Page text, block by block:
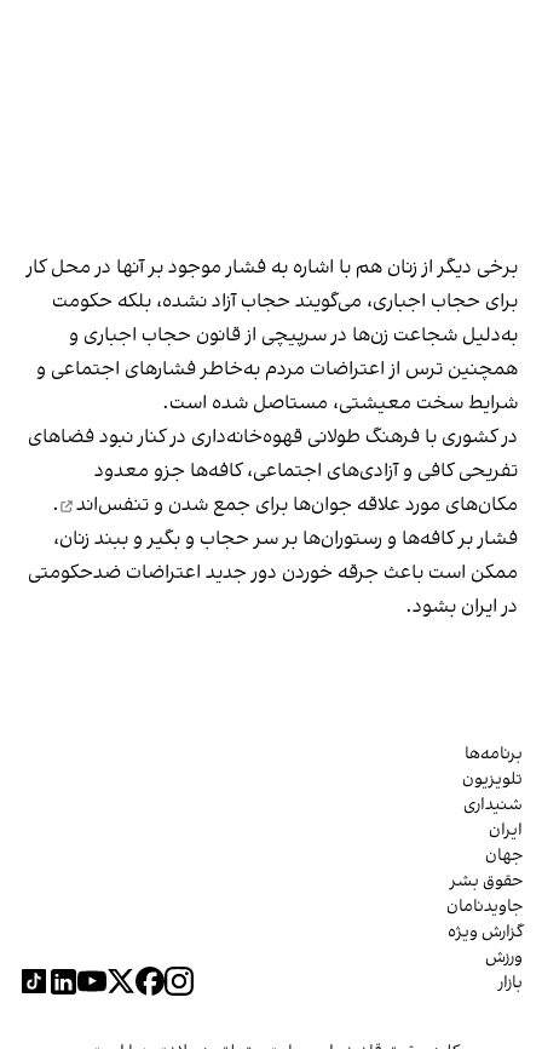
برخی دیگر از زنان هم با اشاره به فشار موجود بر آنها در محل کار
برای حجاب اجباری، می‌گویند حجاب آزاد نشده، بلکه حکومت
به‌دلیل شجاعت زن‌ها در سرپیچی از قانون حجاب اجباری و
همچنین ترس از اعتراضات مردم به‌خاطر فشارهای اجتماعی و
شرایط سخت معیشتی، مستاصل شده است.
در کشوری با فرهنگ طولانی قهوه‌‌خانه‌داری در کنار نبود فضاهای
تفریحی کافی و آزادی‌های اجتماعی، کافه‌ها جزو معدود
مکان‌های مورد علاقه جوان‌ها برای جمع شدن و تنفس‌اند
.
فشار بر کافه‌ها و رستوران‌ها بر سر حجاب و بگیر و ببند زنان،
ممکن است باعث جرقه خوردن دور جدید اعتراضات ضدحکومتی
در ایران بشود.
برنامه‌ها
تلویزیون
شنیداری
ایران
جهان
حقوق بشر
جاویدنامان
گزارش ویژه
ورزش
بازار